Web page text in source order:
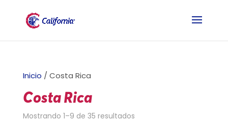
Inicio / Costa Rica
Costa Rica
Mostrando 1–9 de 35 resultados